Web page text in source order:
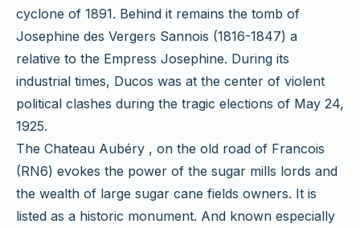
cyclone of 1891. Behind it remains the tomb of
Josephine des Vergers Sannois (1816-1847) a
relative to the Empress Josephine. During its
industrial times, Ducos was at the center of violent
political clashes during the tragic elections of May 24,
1925.
The Chateau Aubéry , on the old road of Francois
(RN6) evokes the power of the sugar mills lords and
the wealth of large sugar cane fields owners. It is
listed as a historic monument. And known especially